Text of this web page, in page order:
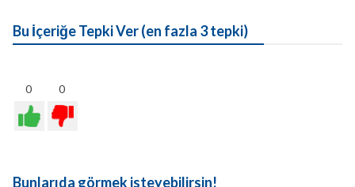
Bu İçeriğe Tepki Ver (en fazla 3 tepki)
0 0
Bunlarıda görmek isteyebilirsin!